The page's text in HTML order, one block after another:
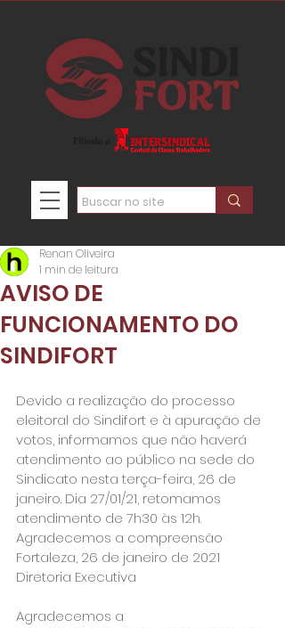
AVISO DE
FUNCIONAMENTO DO
SINDIFORT
Renan Oliveira
1 min de leitura
Devido a realização do processo
eleitoral do Sindifort e à apuração de
votos, informamos que não haverá
atendimento ao público na sede do
Sindicato nesta terça-feira, 26 de
janeiro. Dia 27/01/21, retomamos
atendimento de 7h30 às 12h.
Agradecemos a compreensão
Fortaleza, 26 de janeiro de 2021
Diretoria Executiva
Agradecemos a